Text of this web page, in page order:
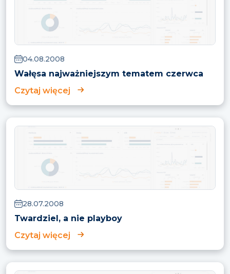
04.08.2008
Wałęsa najważniejszym tematem czerwca
Czytaj więcej
28.07.2008
Twardziel, a nie playboy
Czytaj więcej